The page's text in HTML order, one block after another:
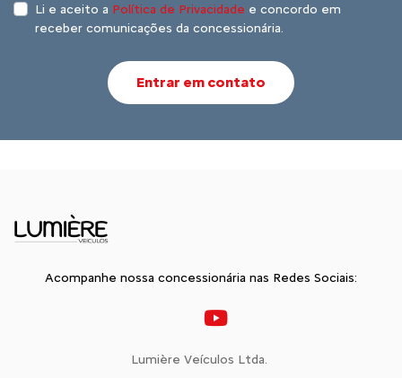
Li e aceito a Política de Privacidade e concordo em
receber comunicações da concessionária.
Entrar em contato
Acompanhe nossa concessionária nas Redes Sociais:
Lumière Veículos Ltda.